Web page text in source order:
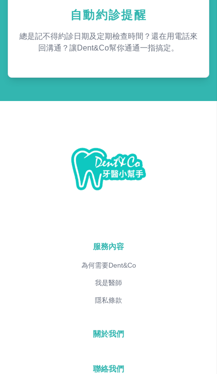
自動約診提醒
總是記不得約診日期及定期檢查時間？還在用電話來
回溝通？讓Dent&Co幫你通通一指搞定。
服務內容
為何需要Dent&Co
我是醫師
隱私條款
關於我們
聯絡我們